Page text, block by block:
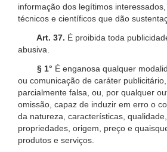
informação dos legítimos
técnicos e científicos que dão
Art. 37. É proibida toda
abusiva.
§ 1° É enganosa qualquer
ou comunicação de caráter
parcialmente falsa, ou, por qualquer
omissão, capaz de induzir em erro o
da natureza, características,
propriedades, origem, preço e
produtos e serviços.